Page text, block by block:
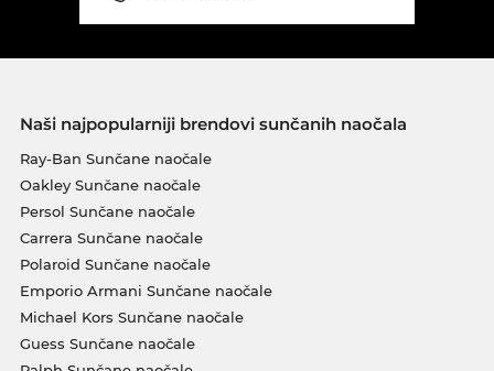
Naši najpopularniji brendovi sunčanih naočala
Ray-Ban Sunčane naočale
Oakley Sunčane naočale
Persol Sunčane naočale
Carrera Sunčane naočale
Polaroid Sunčane naočale
Emporio Armani Sunčane naočale
Michael Kors Sunčane naočale
Guess Sunčane naočale